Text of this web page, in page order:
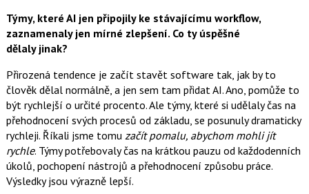
Týmy, které AI jen připojily ke stávajícímu workflow,
zaznamenaly jen mírné zlepšení. Co ty úspěšné
dělaly jinak?
Přirozená tendence je začít stavět software tak, jak by to
člověk dělal normálně, a jen sem tam přidat AI. Ano, pomůže to
být rychlejší o určité procento. Ale týmy, které si udělaly čas na
přehodnocení svých procesů od základu, se posunuly dramaticky
rychleji. Říkali jsme tomu začít pomalu, abychom mohli jít
rychle. Týmy potřebovaly čas na krátkou pauzu od každodenních
úkolů, pochopení nástrojů a přehodnocení způsobu práce.
Výsledky jsou výrazně lepší.